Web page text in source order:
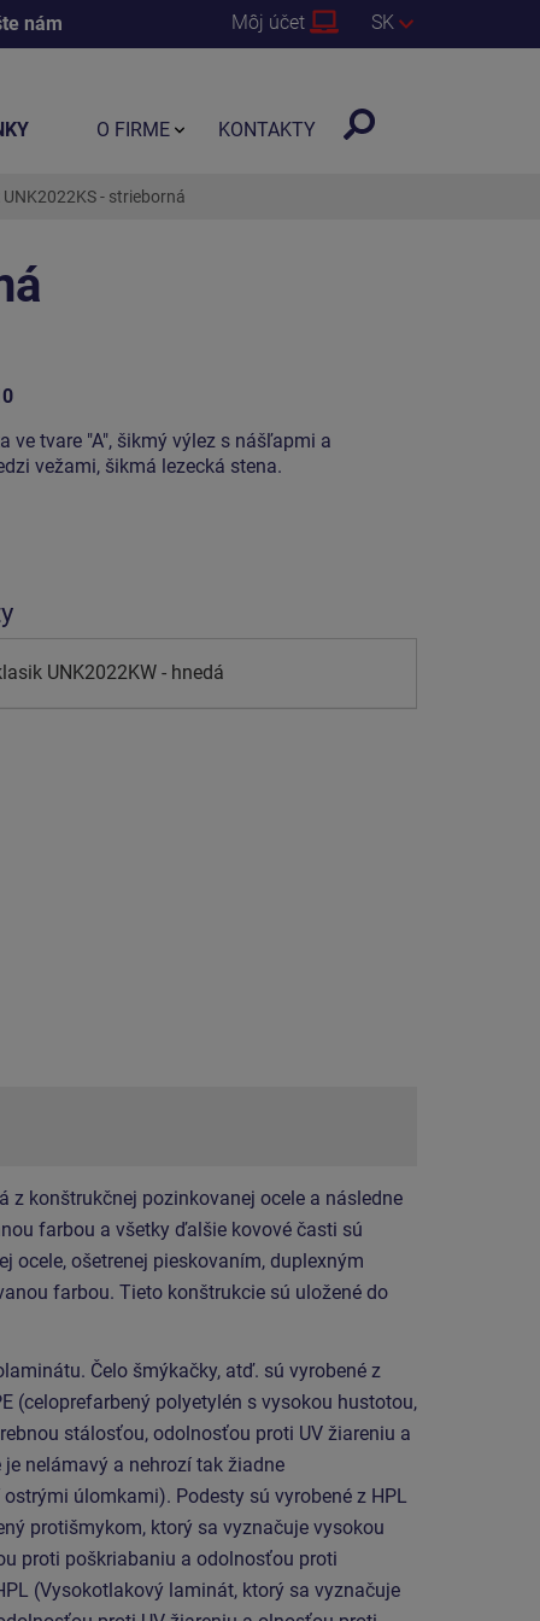
nám Môj účet SK
- strieborná
ve tvare "A", šikmý výlez s nášľapmi a
vežami, šikmá lezecká stena.
UNK2022KW - hnedá
z konštrukčnej pozinkovanej ocele a následne
farbou a všetky ďalšie kovové časti sú
ocele, ošetrenej pieskovaním, duplexným
farbou. Tieto konštrukcie sú uložené do
Čelo šmýkačky, atď. sú vyrobené z
(celoprefarbený polyetylén s vysokou hustotou,
stálosťou, odolnosťou proti UV žiareniu a
nelámavý a nehrozí tak žiadne
úlomkami). Podesty sú vyrobené z HPL
protišmykom, ktorý sa vyznačuje vysokou
proti poškriabaniu a odolnosťou proti
(Vysokotlakový laminát, ktorý sa vyznačuje
O FIRME KONTAKTY